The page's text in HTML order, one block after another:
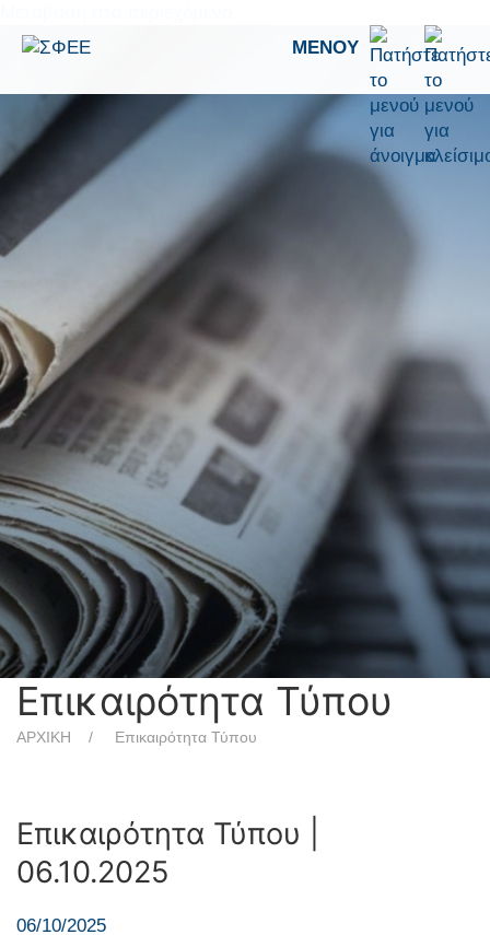
ΜΕΝΟΎ
Επικαιρότητα Τύπου
ΑΡΧΙΚΗ Επικαιρότητα Τύπου
Επικαιρότητα Τύπου |
06.10.2025
06/10/2025